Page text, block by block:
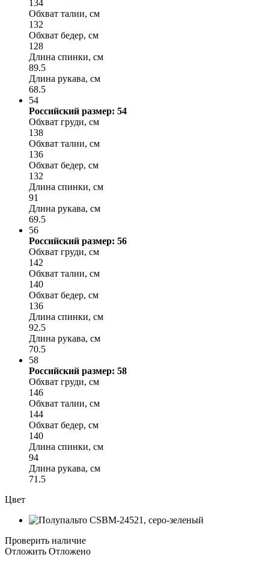
134
Обхват талии, см
132
Обхват бедер, см
128
Длина спинки, см
89.5
Длина рукава, см
68.5
54
Российский размер: 54
Обхват груди, см
138
Обхват талии, см
136
Обхват бедер, см
132
Длина спинки, см
91
Длина рукава, см
69.5
56
Российский размер: 56
Обхват груди, см
142
Обхват талии, см
140
Обхват бедер, см
136
Длина спинки, см
92.5
Длина рукава, см
70.5
58
Российский размер: 58
Обхват груди, см
146
Обхват талии, см
144
Обхват бедер, см
140
Длина спинки, см
94
Длина рукава, см
71.5
Цвет
Проверить наличие
Отложить Отложено